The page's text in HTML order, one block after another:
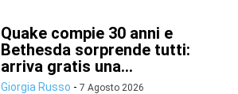
Quake compie 30 anni e
Bethesda sorprende tutti:
arriva gratis una...
Giorgia Russo - 7 Agosto 2026